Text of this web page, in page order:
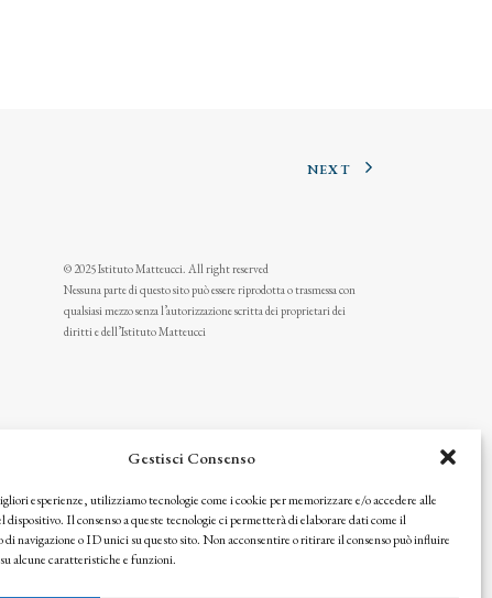
Gestisci Consenso
esperienze, utilizziamo tecnologie come i cookie per memorizzare e/o accedere alle
dispositivo. Il consenso a queste tecnologie ci permetterà di elaborare dati come il
navigazione o ID unici su questo sito. Non acconsentire o ritirare il consenso può influire
alcune caratteristiche e funzioni.
NEXT
© 2025 Istituto Matteucci. All right reserved
Nessuna parte di questo sito può essere riprodotta o trasmessa con
qualsiasi mezzo senza l’autorizzazione scritta dei proprietari dei
diritti e dell’Istituto Matteucci